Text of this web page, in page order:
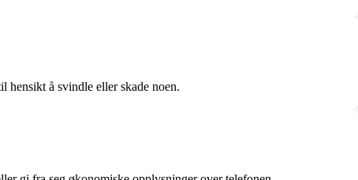
hensikt å svindle eller skade noen.